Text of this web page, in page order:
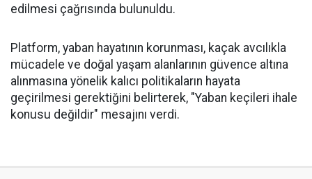
edilmesi çağrısında bulunuldu.
Platform, yaban hayatının korunması, kaçak avcılıkla
mücadele ve doğal yaşam alanlarının güvence altına
alınmasına yönelik kalıcı politikaların hayata
geçirilmesi gerektiğini belirterek, "Yaban keçileri ihale
konusu değildir" mesajını verdi.